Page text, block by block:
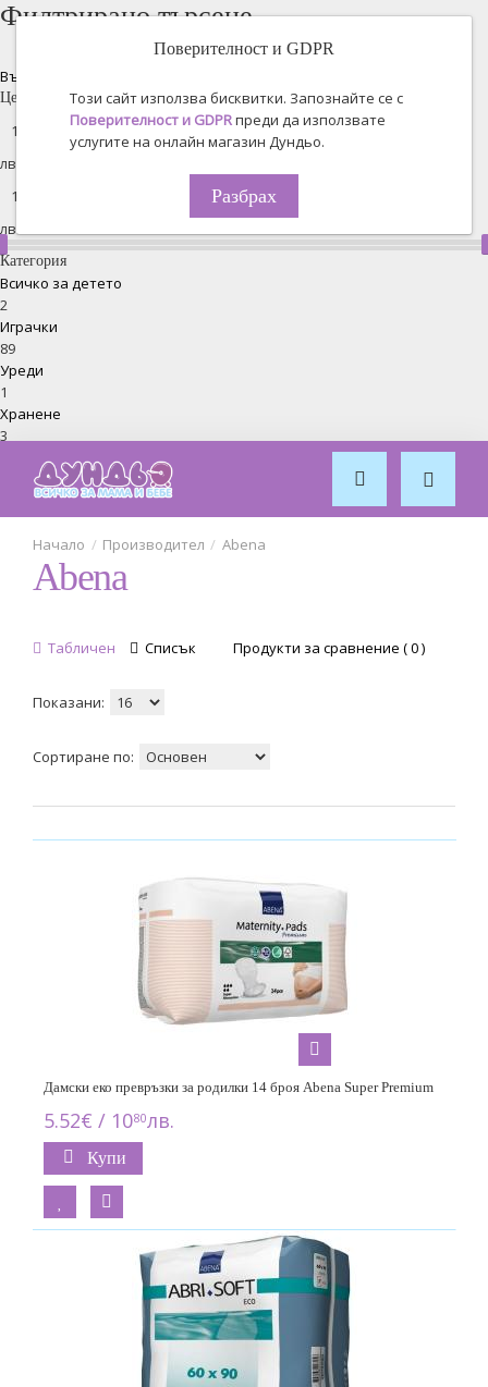
Филтрирано търсене
Възстановяване на всички
Цена
лв. -
лв.
Категория
Всичко за детето
2
Играчки
89
Уреди
1
Хранене
3
За кола
1
Обзавеждане за стая
Поверителност и GDPR
Този сайт използва бисквитки. Запознайте се с
Поверителност и GDPRпреди да използвате
услугите на онлайн магазин Дундьо.
Разбрах
Производител Abena
Abena
Табличен Списък Продукти за сравнение ( 0 )
Показани:
Сортиране по:
Дамски еко превръзки за родилки 14 броя Abena Super Premium
5.52€ / 1080лв.
Купи